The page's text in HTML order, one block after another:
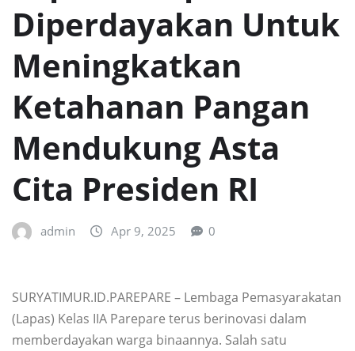
Diperdayakan Untuk
Meningkatkan
Ketahanan Pangan
Mendukung Asta
Cita Presiden RI
admin Apr 9, 2025 0
SURYATIMUR.ID.PAREPARE – Lembaga Pemasyarakatan
(Lapas) Kelas IIA Parepare terus berinovasi dalam
memberdayakan warga binaannya. Salah satu